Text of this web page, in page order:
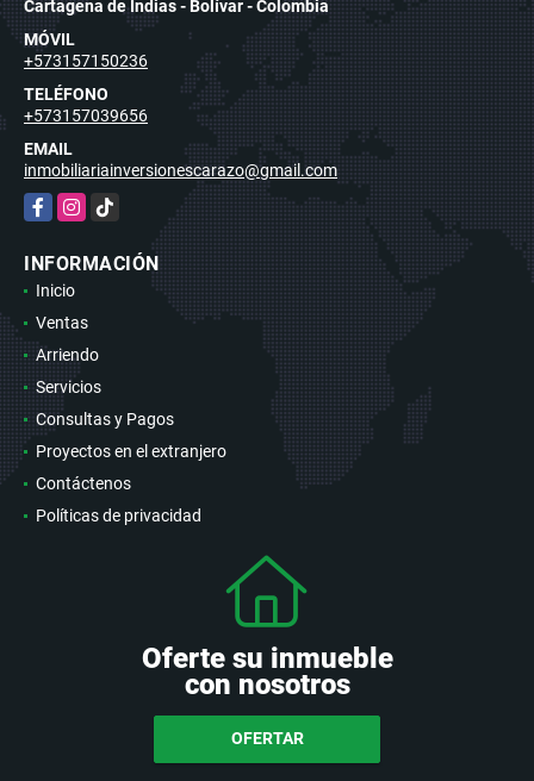
Cartagena de Indias - Bolívar - Colombia
MÓVIL
+573157150236
TELÉFONO
+573157039656
EMAIL
inmobiliariainversionescarazo@gmail.com
FacebookInstagram
TikTok
INFORMACIÓN
Inicio
Ventas
Arriendo
Servicios
Consultas y Pagos
Proyectos en el extranjero
Contáctenos
Políticas de privacidad
Oferte su inmueble
con nosotros
OFERTAR